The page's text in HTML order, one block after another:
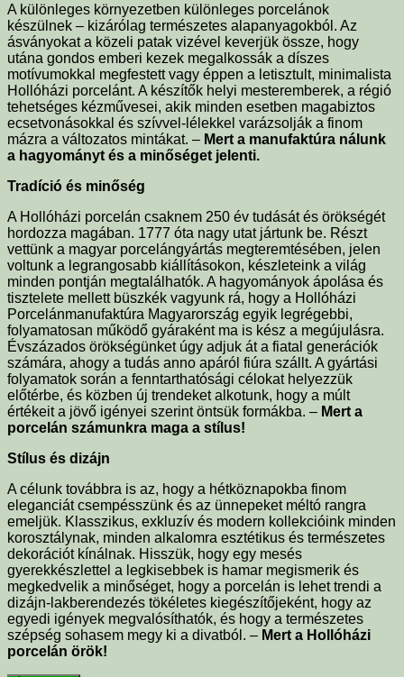
A különleges környezetben különleges porcelánok
készülnek – kizárólag természetes alapanyagokból. Az
ásványokat a közeli patak vizével keverjük össze, hogy
utána gondos emberi kezek megalkossák a díszes
motívumokkal megfestett vagy éppen a letisztult, minimalista
Hollóházi porcelánt. A készítők helyi mesteremberek, a régió
tehetséges kézművesei, akik minden esetben magabiztos
ecsetvonásokkal és szívvel-lélekkel varázsolják a finom
mázra a változatos mintákat. – Mert a manufaktúra nálunk
a hagyományt és a minőséget jelenti.
Tradíció és minőség
A Hollóházi porcelán csaknem 250 év tudását és örökségét
hordozza magában. 1777 óta nagy utat jártunk be. Részt
vettünk a magyar porcelángyártás megteremtésében, jelen
voltunk a legrangosabb kiállításokon, készleteink a világ
minden pontján megtalálhatók. A hagyományok ápolása és
tisztelete mellett büszkék vagyunk rá, hogy a Hollóházi
Porcelánmanufaktúra Magyarország egyik legrégebbi,
folyamatosan működő gyáraként ma is kész a megújulásra.
Évszázados örökségünket úgy adjuk át a fiatal generációk
számára, ahogy a tudás anno apáról fiúra szállt. A gyártási
folyamatok során a fenntarthatósági célokat helyezzük
előtérbe, és közben új trendeket alkotunk, hogy a múlt
értékeit a jövő igényei szerint öntsük formákba. – Mert a
porcelán számunkra maga a stílus!
Stílus és dizájn
A célunk továbbra is az, hogy a hétköznapokba finom
eleganciát csempésszünk és az ünnepeket méltó rangra
emeljük. Klasszikus, exkluzív és modern kollekcióink minden
korosztálynak, minden alkalomra esztétikus és természetes
dekorációt kínálnak. Hisszük, hogy egy mesés
gyerekkészlettel a legkisebbek is hamar megismerik és
megkedvelik a minőséget, hogy a porcelán is lehet trendi a
dizájn-lakberendezés tökéletes kiegészítőjeként, hogy az
egyedi igények megvalósíthatók, és hogy a természetes
szépség sohasem megy ki a divatból. – Mert a Hollóházi
porcelán örök!